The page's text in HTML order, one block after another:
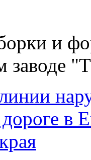
и
заводе
в